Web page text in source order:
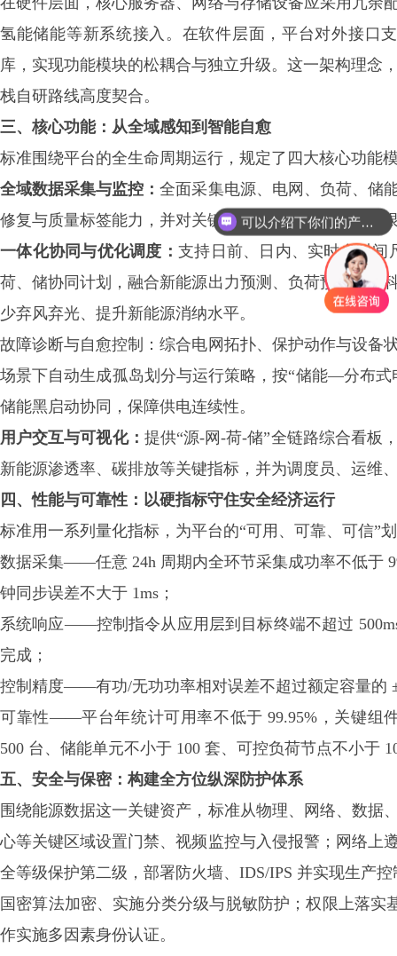
氢能储能等新系统接入。在软件层面，平台对外接口
库，实现功能模块的松耦合与独立升级。这一架构理念
栈自研路线高度契合。
三、核心功能：从全域感知到智能自愈
标准围绕平台的全生命周期运行，规定了四大核心功能
全域数据采集与监控：全面采集电源、电网、负荷、储
修复与质量标签能力，并对关键设备实现阈值告警、越
一体化协同与优化调度： 支持日前、日内、实时多时间
荷、储协同计划，融合新能源出力预测、负荷预测，并
少弃风弃光、提升新能源消纳水平。
故障诊断与自愈控制：综合电网拓扑、保护动作与设备
场景下自动生成孤岛划分与运行策略，按“储能—分布式
储能黑启动协同，保障供电连续性。
用户交互与可视化： 提供“源-网-荷-储”全链路综合看板
新能源渗透率、碳排放等关键指标，并为调度员、运维
四、性能与可靠性：以硬指标守住安全经济运行
标准用一系列量化指标，为平台的“可用、可靠、可信”
数据采集——任意 24h 周期内全环节采集成功率不低于
钟同步误差不大于 1ms；
系统响应——控制指令从应用层到目标终端不超过
完成；
控制精度——有功/无功功率相对误差不超过额定容量的
可靠性——平台年统计可用率不低于 99.95%，关键组
500 台、储能单元不小于 100 套、可控负荷节点不小于
五、安全与保密：构建全方位纵深防护体系
围绕能源数据这一关键资产，标准从物理、网络、数
心等关键区域设置门禁、视频监控与入侵报警；网络上
全等级保护第二级，部署防火墙、 IDS/IPS 并实现生产
国密算法加密、实施分类分级与脱敏防护；权限上落
作实施多因素身份认证。
可以介绍下你们的产品么？
你们是怎么收费的呢？